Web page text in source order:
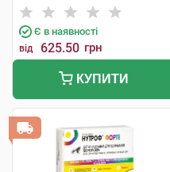
Є в наявності
від 625.50 грн
КУПИТИ